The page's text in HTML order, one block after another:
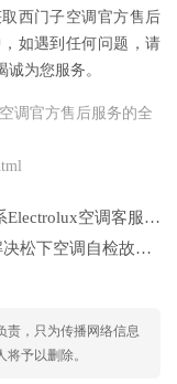
西门子空调官方售后
如遇到任何问题，请
为您服务。
调官方售后服务的全
线以解决常见问题和故障？)
码问题：详细步骤与技巧)
责，只为传播网络信息
予以删除。